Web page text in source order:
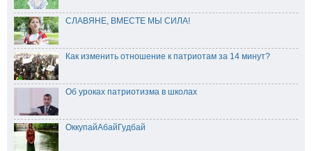
СЛАВЯНЕ, ВМЕСТЕ МЫ СИЛА!
Как изменить отношение к патриотам за 14 минут?
Об уроках патриотизма в школах
ОккупайАбайГудбай